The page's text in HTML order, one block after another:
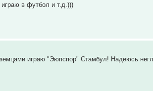
в футбол и т.д.)))
играю "Эюпспор" Стамбул! Надеюсь